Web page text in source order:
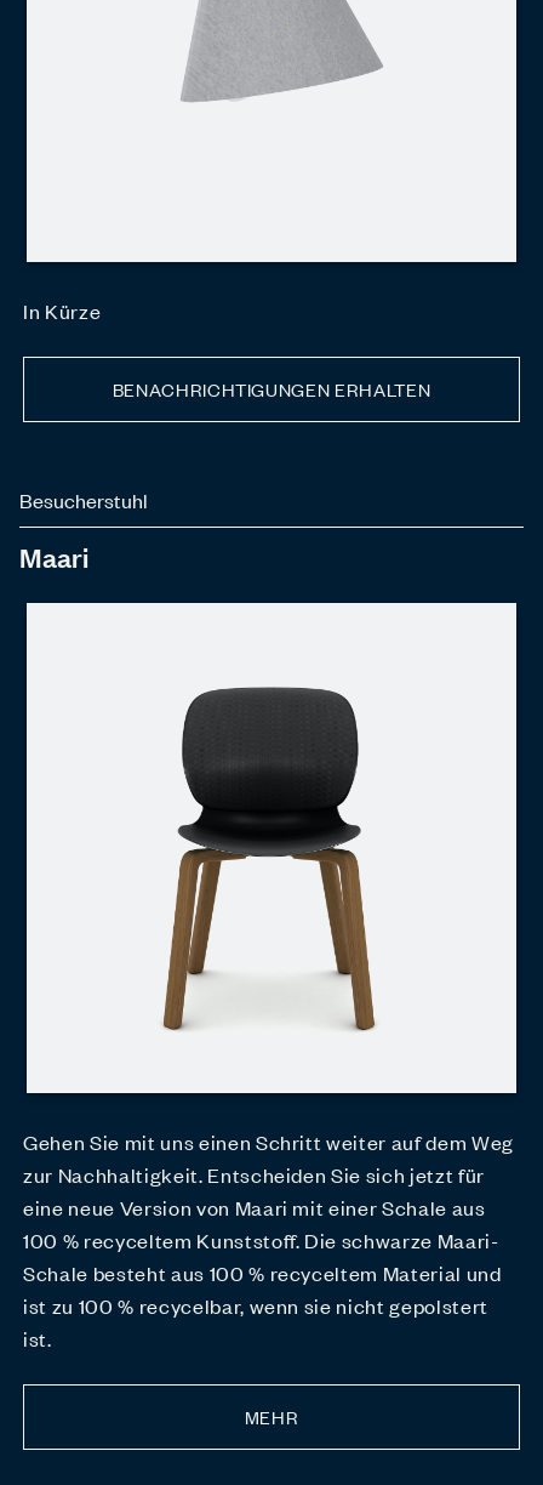
In Kürze
BENACHRICHTIGUNGEN ERHALTEN
Besucherstuhl
Maari
Gehen Sie mit uns einen Schritt weiter auf dem Weg
zur Nachhaltigkeit. Entscheiden Sie sich jetzt für
eine neue Version von Maari mit einer Schale aus
100 % recyceltem Kunststoff. Die schwarze Maari-
Schale besteht aus 100 % recyceltem Material und
ist zu 100 % recycelbar, wenn sie nicht gepolstert
ist.
MEHR